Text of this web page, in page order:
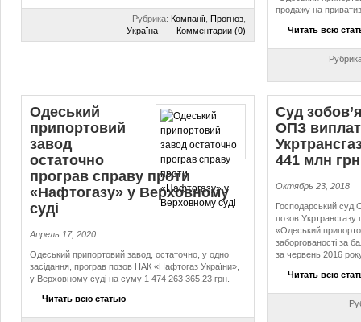
Рубрика: Компанії Прогноз
Україна
Комментарии (0)
продажу на
Читать всю
Одеський
припортовий
завод
остаточно
програв справу проти
«Нафтогазу» у Верховному
суді
Апрель 17, 2020
Одеський припортовий завод, остаточно, у одно
засідання, програв позов НАК «Нафтогаз України»,
у Верховному суді на суму 1 474 263 365,23 грн.
Читать всю статью
Суд
ОПЗ
441 млн грн
Октябрь 23, 2018
Господарський суд
позов
«Одеський
заборгованості за
за червень 2016
Читать всю